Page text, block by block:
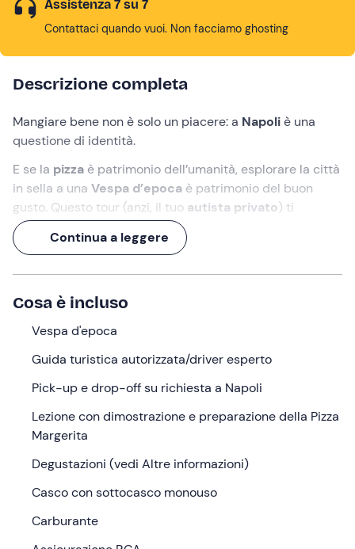
Assistenza 7 su 7
Contattaci quando vuoi. Non facciamo ghosting
Descrizione completa
Mangiare bene non è solo un piacere: a Napoliè una
questione di identità.
E se la pizza è patrimonio dell’umanità, esplorare la città
in sella a una Vespa d’epoca è patrimonio del buon
gusto. Questo tour (anzi, il tuo autista privato) ti
accompagnerà alla scoperta di
quartieriautentici etappe golose
esperienza di 4 ore e mezza
(e nella pancia)!
Cosa faremo
L’appuntamento è all'orario selezionato nel
ritrovo a sceltache comunicherai tu all'organizzatore a
Napoli (NA)
. Verrà a prenderti la tua guida
, un driver
professionale che ti accompagnerà alla scoperta della
Napoli più autentica e gustosa
Salirai in sella come passeggero
di una
d’epocarestaurata con cura. Pronti, via: dal
attraverserai il
Continua a leggere
Cosa è incluso
Vespa d'epoca
Guida turistica autorizzata/driver esperto
Pick-up e drop-off su richiesta a Napoli
Lezione con dimostrazione e preparazione della Pizza
Margerita
Degustazioni (vedi Altre informazioni)
Casco con sottocasco monouso
Carburante